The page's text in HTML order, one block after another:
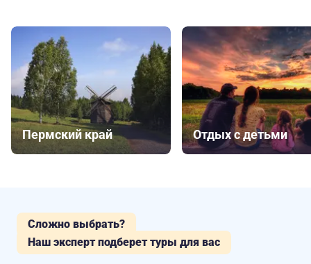
Пермский край Отдых с детьми
Сложно выбрать?
Наш эксперт подберет туры для вас